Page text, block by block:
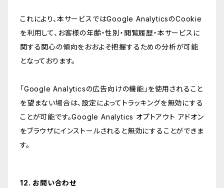
これにより、本サービスではGoogle AnalyticsのCookie
を利用して、お客様の年齢・性別・閲覧履歴・本サービスに
関する関心の傾向をおおよそ把握するための分析が可能
となっております。
「Google Analyticsの広告向けの機能」を使用されること
を望まない場合は、設定によってトラッキングを無効にする
ことが可能です。Google Analytics オプトアウト アドオン
をブラウザにインストールされると無効にすることができま
す。
12. お問い合わせ